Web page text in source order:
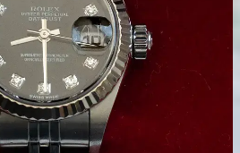
宅配買取の
お申込み